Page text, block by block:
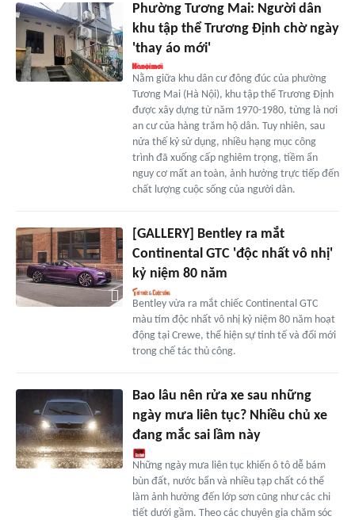
Phường Tương Mai: Người dân
khu tập thể Trương Định chờ ngày
'thay áo mới'
Nằm giữa khu dân cư đông đúc của phường
Tương Mai (Hà Nội), khu tập thể Trương Định
được xây dựng từ năm 1970-1980, từng là nơi
an cư của hàng trăm hộ dân. Tuy nhiên, sau
nửa thế kỷ sử dụng, nhiều hạng mục công
trình đã xuống cấp nghiêm trọng, tiềm ẩn
nguy cơ mất an toàn, ảnh hưởng trực tiếp đến
chất lượng cuộc sống của người dân.
[GALLERY] Bentley ra mắt
Continental GTC 'độc nhất vô nhị'
kỷ niệm 80 năm
Bentley vừa ra mắt chiếc Continental GTC
màu tím độc nhất vô nhị kỷ niệm 80 năm hoạt
động tại Crewe, thể hiện sự tinh tế và đổi mới
trong chế tác thủ công.
Bao lâu nên rửa xe sau những
ngày mưa liên tục? Nhiều chủ xe
đang mắc sai lầm này
Những ngày mưa liên tục khiến ô tô dễ bám
bùn đất, nước bẩn và nhiều tạp chất có thể
làm ảnh hưởng đến lớp sơn cũng như các chi
tiết dưới gầm. Theo các chuyên gia chăm sóc